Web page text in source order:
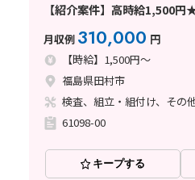
【紹介案件】高時給1,500
月収例 310,000 円
【時給】1,500円～
福島県田村市
検査、組立・組付け、その
61098-00
キープする